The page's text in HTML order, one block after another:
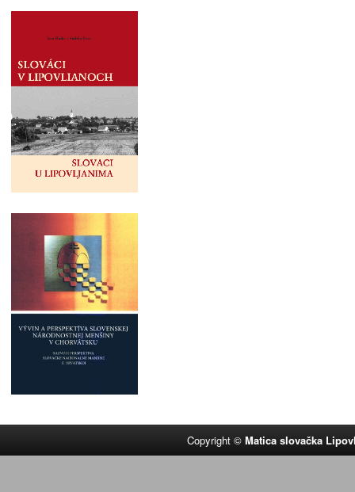
Copyright ©Matica slovačka